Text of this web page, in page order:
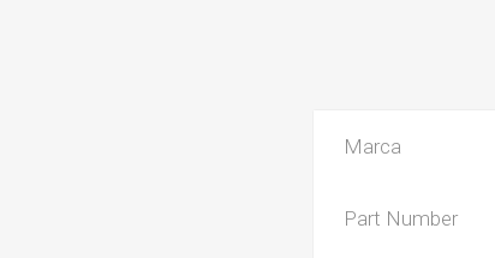
Marca
Part Number